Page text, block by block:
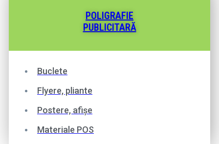
POLIGRAFIE
PUBLICITARĂ
Buclete
Flyere, pliante
Postere, afișe
Materiale POS